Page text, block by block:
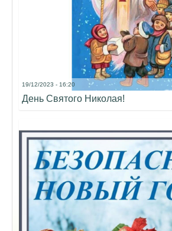
19/12/2023 - 16:20
День Святого Николая!